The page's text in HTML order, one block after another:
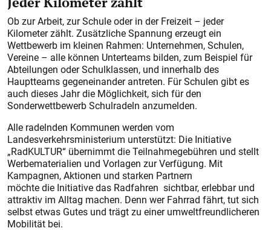
Ob zur Arbeit, zur Schule oder in der Freizeit – jeder
Kilometer zählt. Zusätzliche Spannung erzeugt ein
Wettbewerb im kleinen Rahmen: Unternehmen, Schulen,
Vereine – alle können Unterteams bilden, zum Beispiel für
Abteilungen oder Schulklassen, und innerhalb des
Hauptteams gegeneinander antreten. Für Schulen gibt es
auch dieses Jahr die Möglichkeit, sich für den
Sonderwettbewerb Schulradeln anzumelden.
Alle radelnden Kommunen werden vom
Landesverkehrsministerium unterstützt: Die Initiative
„RadKULTUR“ übernimmt die Teilnahmegebühren und stellt
Werbematerialien und Vorlagen zur Verfügung. Mit
Kampagnen, Aktionen und starken Partnern
möchte die Initiative das Radfahren sichtbar, erlebbar und
attraktiv im Alltag machen. Denn wer Fahrrad fährt, tut sich
selbst etwas Gutes und trägt zu einer umweltfreundlicheren
Mobilität bei.